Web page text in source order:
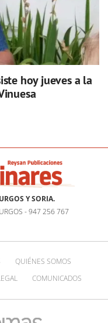
hoy jueves a la
Y SORIA.
- 947 256 767
QUIÉNES SOMOS
COMUNICADOS